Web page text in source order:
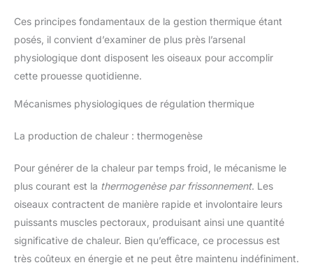
Ces principes fondamentaux de la gestion thermique étant
posés, il convient d’examiner de plus près l’arsenal
physiologique dont disposent les oiseaux pour accomplir
cette prouesse quotidienne.
Mécanismes physiologiques de régulation thermique
La production de chaleur : thermogenèse
Pour générer de la chaleur par temps froid, le mécanisme le
plus courant est la thermogenèse par frissonnement. Les
oiseaux contractent de manière rapide et involontaire leurs
puissants muscles pectoraux, produisant ainsi une quantité
significative de chaleur. Bien qu’efficace, ce processus est
très coûteux en énergie et ne peut être maintenu indéfiniment.